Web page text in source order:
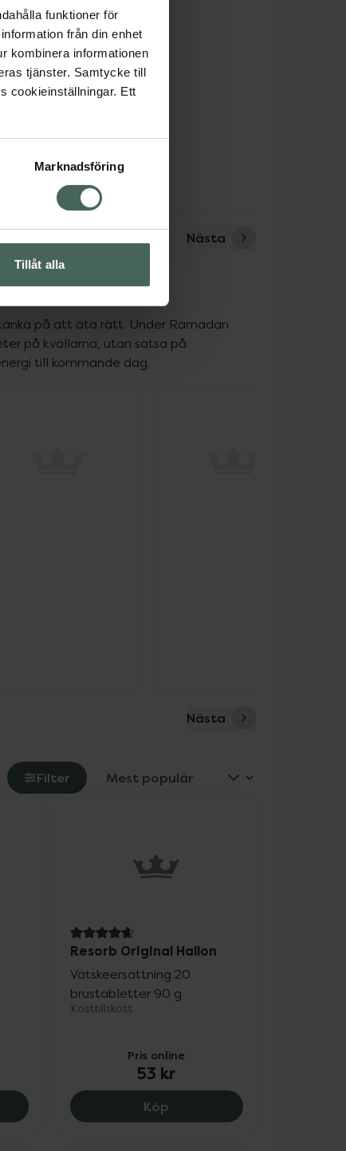
funktioner för
från din enhet
kombinera informationen
tjänster. Samtycke till
cookieinställningar. Ett
Marknadsföring
Tillåt alla
Nästa
på att äta rätt. Under Ramadan
på kvällarna, utan satsa på
till kommande dag.
Nästa
Filter
Apotek Multivitamin Kvinna, 60 kr.
4.7 av 5 i omdöme
Resorb Original Hallon
Vätskeersättning 20
brustabletter 90 g
Kosttillskott
Pris online
53 kr
Köp Resorb Original Hallon, 53